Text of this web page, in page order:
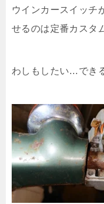
ウインカースイッチ
せるのは定番カスタ
わしもしたい…でき